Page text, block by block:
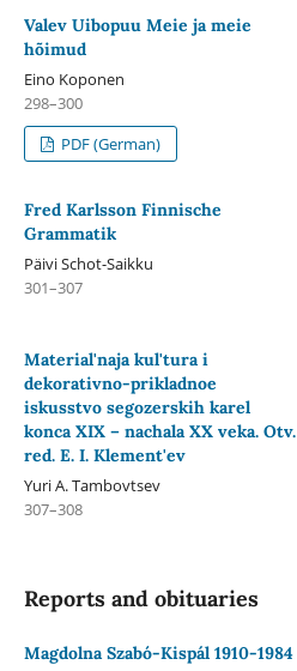
Valev Uibopuu Meie ja meie
hõimud
Eino Koponen
298–300
PDF (German)
Fred Karlsson Finnische
Grammatik
Päivi Schot-Saikku
301–307
Material'naja kul'tura i
dekorativno-prikladnoe
iskusstvo segozerskih karel
konca XIX – nachala XX veka. Otv.
red. E. I. Klement'ev
Yuri A. Tambovtsev
307–308
Reports and obituaries
Magdolna Szabó-Kispál 1910-1984